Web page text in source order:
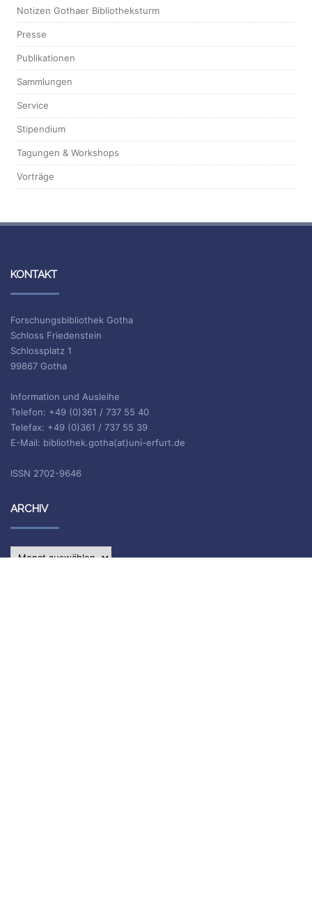
Notizen Gothaer Bibliotheksturm
Presse
Publikationen
Sammlungen
Service
Stipendium
Tagungen & Workshops
Vorträge
KONTAKT
Forschungsbibliothek Gotha
Schloss Friedenstein
Schlossplatz 1
99867 Gotha
Information und Ausleihe
Telefon: +49 (0)361 / 737 55 40
Telefax: +49 (0)361 / 737 55 39
E-Mail: bibliothek.gotha(at)uni-erfurt.de
ISSN 2702-9646
ARCHIV
Archiv